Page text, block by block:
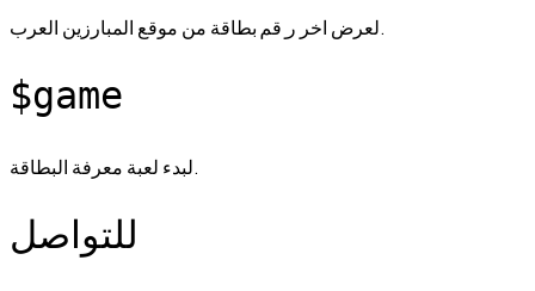
لعرض اخر رقم بطاقة من موقع المبارزين العرب.
$game
لبدء لعبة معرفة البطاقة.
للتواصل